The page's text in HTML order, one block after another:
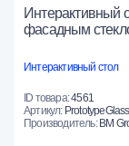
Интерактивный
фасадным
Интерактивный стол
ID товара:4561
Артикул:
Производитель:BM